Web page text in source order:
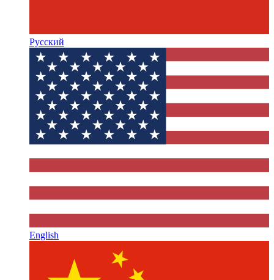
Русский
English